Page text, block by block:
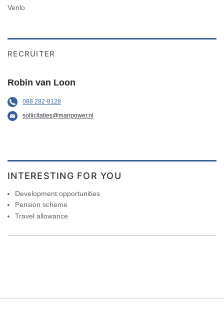
Venlo
RECRUITER
Robin van Loon
088 282-8128
sollicitaties@manpower.nl
INTERESTING FOR YOU
Development opportunities
Pension scheme
Travel allowance